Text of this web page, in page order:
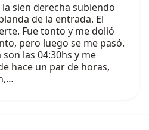
sien derecha subiendo
de la entrada. El
Fue tonto y me dolió
pero luego se me pasó.
son las 04:30hs y me
hace un par de horas,